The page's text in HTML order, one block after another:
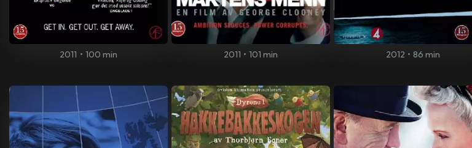
2011 • 100 min 2011 • 101 min 2012 • 86 min